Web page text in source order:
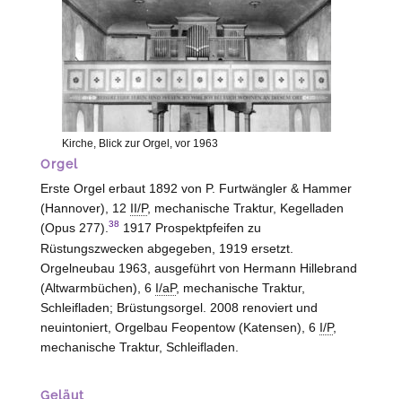
Kirche, Blick zur Orgel, vor 1963
Orgel
Erste Orgel erbaut 1892 von P. Furtwängler & Hammer
(Hannover), 12 II/P, mechanische Traktur, Kegelladen
(Opus 277).38 1917 Prospektpfeifen zu
Rüstungszwecken abgegeben, 1919 ersetzt.
Orgelneubau 1963, ausgeführt von Hermann Hillebrand
(Altwarmbüchen), 6 I/aP, mechanische Traktur,
Schleifladen; Brüstungsorgel. 2008 renoviert und
neuintoniert, Orgelbau Feopentow (Katensen), 6 I/P,
mechanische Traktur, Schleifladen.
Geläut